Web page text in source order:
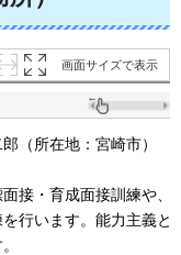
画面サイズで表示
（所在地：宮崎市）
接・育成面接訓練や、
行います。能力主義と